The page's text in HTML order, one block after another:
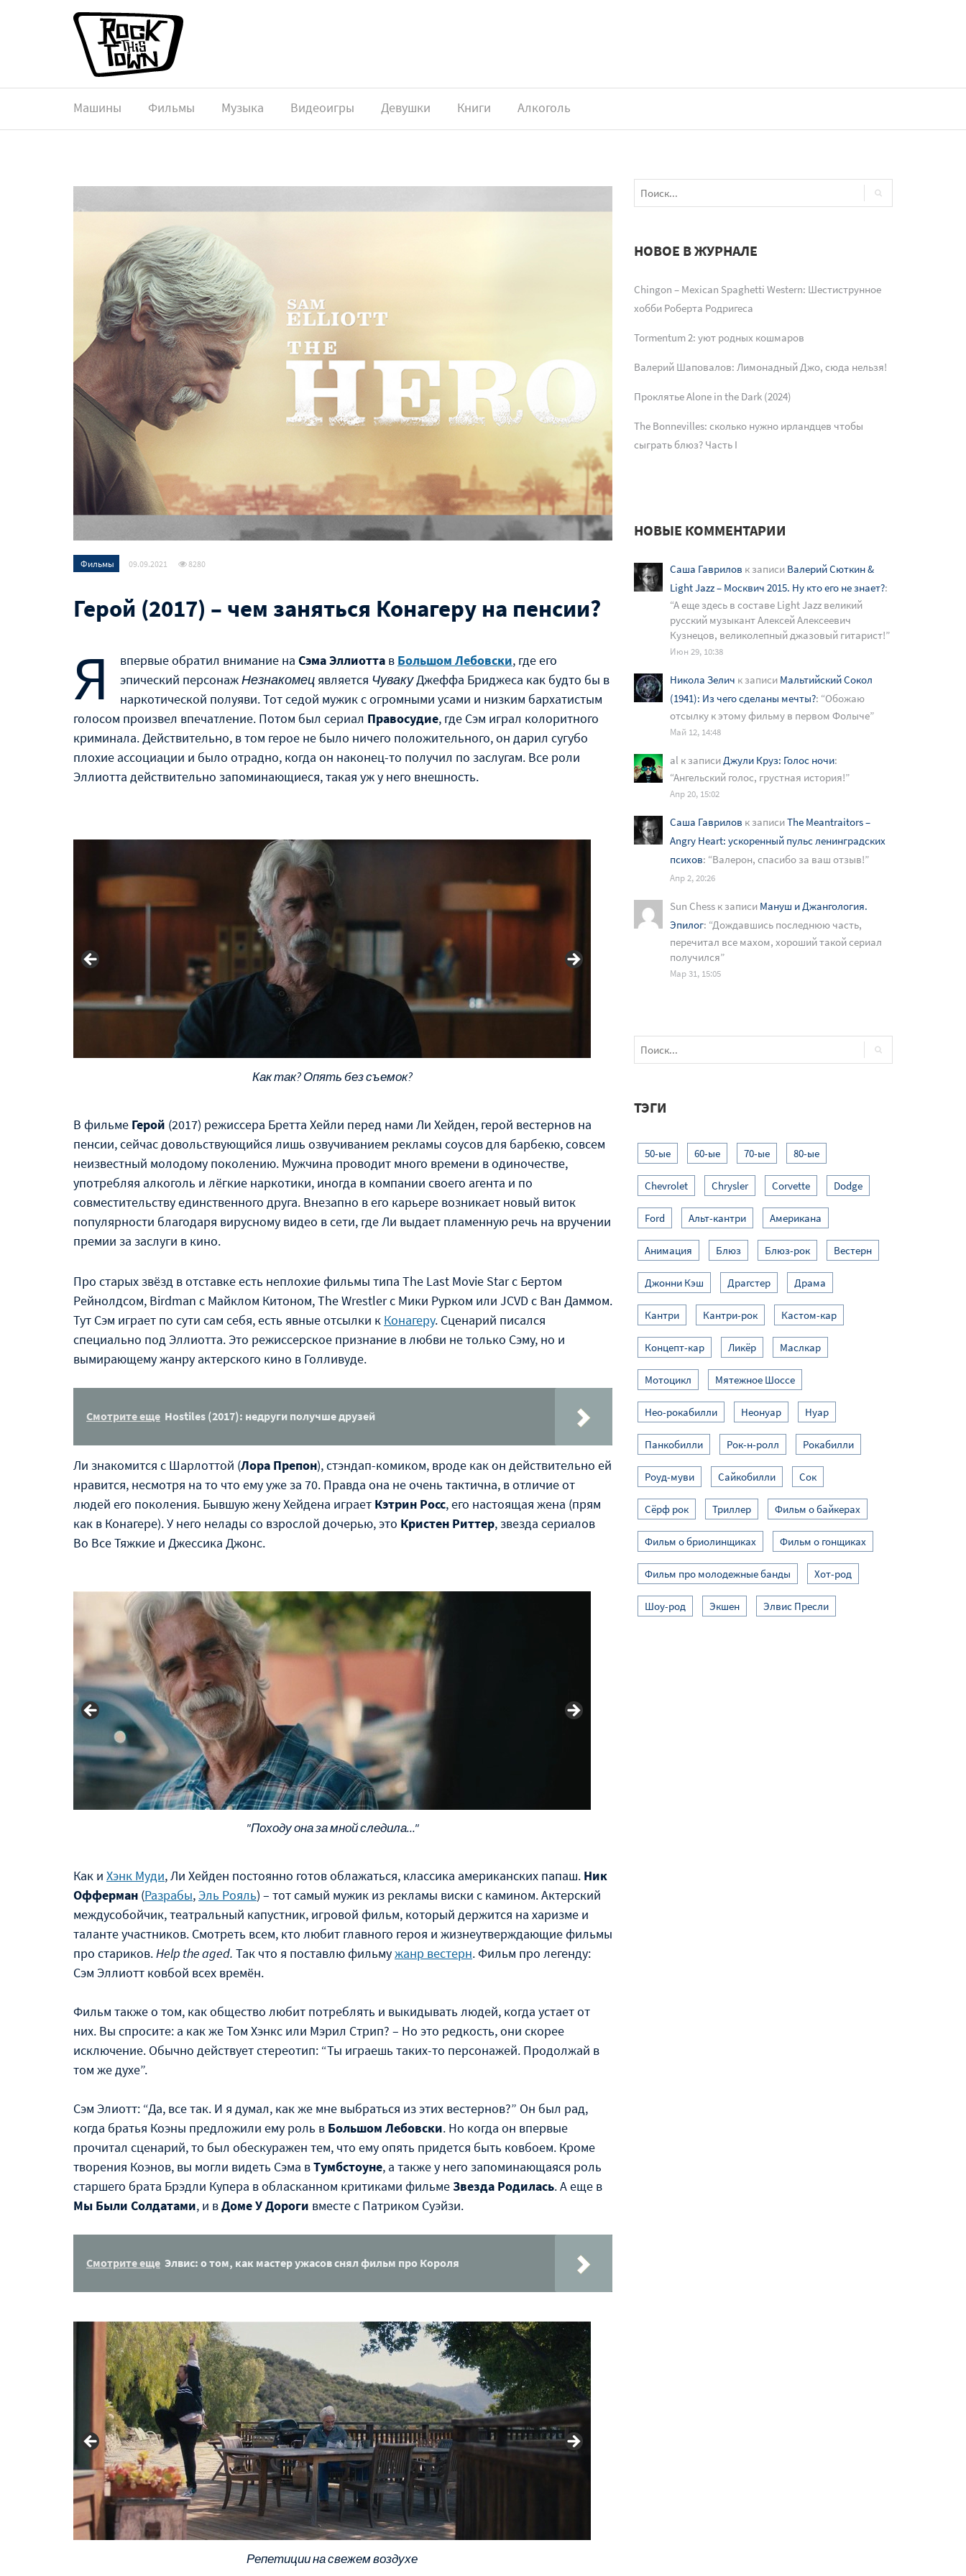
Машины Фильмы Музыка Видеоигры Девушки Книги Алкоголь
Фильмы 09.09.2021 8280
Герой (2017) – чем заняться Конагеру на пенсии?
Я впервые обратил внимание на Сэма Эллиотта в Большом Лебовски, где его
эпический персонажНезнакомецявляется ЧувакуДжеффа Бриджеса как будто бы в
наркотической полуяви. Тот седой мужик с огромными усами и низким бархатистым
голосом произвел впечатление. Потом был сериал Правосудие, где Сэм играл колоритного
криминала. Действительно, в том герое не было ничего положительного, он дарил сугубо
плохие ассоциации и было отрадно, когда он наконец-то получил по заслугам. Все роли
Эллиотта действительно запоминающиеся, такая уж у него внешность.
Как так? Опять без съемок?
В фильме Герой (2017) режиссера Бретта Хейли перед нами Ли Хейден, герой вестернов на
пенсии, сейчас довольствующийся лишь озвучиванием рекламы соусов для барбекю, совсем
неизвестный молодому поколению. Мужчина проводит много времени в одиночестве,
употребляя алкоголь и лёгкие наркотики, иногда в компании своего агента и по
совместительству единственного друга. Внезапно в его карьере возникает новый виток
популярности благодаря вирусному видео в сети, где Ли выдает пламенную речь на вручении
премии за заслуги в кино.
Про старых звёзд в отставке есть неплохие фильмы типа The Last Movie Star с Бертом
Рейнолдсом, Birdman с Майклом Китоном, The Wrestler с Мики Рурком или JCVD c Ван Даммом.
Тут Сэм играет по сути сам себя, есть явные отсылки к Конагеру. Сценарий писался
специально под Эллиотта. Это режиссерское признание в любви не только Сэму, но и
вымирающему жанру актерского кино в Голливуде.
Смотрите еще Hostiles (2017): недруги получше друзей
Ли знакомится с Шарлоттой (Лора Препон), стэндап-комиком, вроде как он действительно ей
нравится, несмотря на то что ему уже за 70. Правда она не очень тактична, в отличие от
людей его поколения. Бывшую жену Хейдена играет Кэтрин Росс, его настоящая жена (прям
как в Конагере). У него нелады со взрослой дочерью, это Кристен Риттер, звезда сериалов
Во Все Тяжкие и Джессика Джонс.
"Походу она за мной следила..."
Как и Хэнк Муди, Ли Хейден постоянно готов облажаться, классика американских папаш. Ник
Офферман (Разрабы,Эль Рояль) – тот самый мужик из рекламы виски с камином. Актерский
междусобойчик, театральный капустник, игровой фильм, который держится на харизме и
таланте участников. Смотреть всем, кто любит главного героя и жизнеутверждающие фильмы
про стариков.Help the aged. Так что я поставлю фильмужанр вестерн. Фильм про легенду:
Сэм Эллиотт ковбой всех времён.
Фильм также о том, как общество любит потреблять и выкидывать людей, когда устает от
них. Вы спросите: а как же Том Хэнкс или Мэрил Стрип? – Но это редкость, они скорее
исключение. Обычно действует стереотип: “Ты играешь таких-то персонажей. Продолжай в
том же духе”.
Сэм Элиотт: “Да, все так. И я думал, как же мне выбраться из этих вестернов?” Он был рад,
когда братья Коэны предложили ему роль в Большом Лебовски. Но когда он впервые
прочитал сценарий, то был обескуражен тем, что ему опять придется быть ковбоем. Кроме
творения Коэнов, вы могли видеть Сэма вТумбстоуне, а также у него запоминающаяся роль
старшего брата Брэдли Купера в обласканном критиками фильмеЗвезда Родилась. А еще в
Мы Были Солдатами, и вДоме У Дороги вместе с Патриком Суэйзи.
Смотрите еще Элвис: о том, как мастер ужасов снял фильм про Короля
Репетиции на свежем воздухе
НОВОЕ В ЖУРНАЛЕ
Chingon – Mexican Spaghetti Western: Шестиструнное
хобби Роберта Родригеса
Tormentum 2: уют родных кошмаров
Валерий Шаповалов: Лимонадный Джо, сюда нельзя!
Проклятье Alone in the Dark (2024)
The Bonnevilles: сколько нужно ирландцев чтобы
сыграть блюз? Часть I
НОВЫЕ КОММЕНТАРИИ
Саша Гаврилов к записи Валерий Сюткин &
Light Jazz – Москвич 2015. Ну кто его не знает?:
“А еще здесь в составе Light Jazz великий
русский музыкант Алексей Алексеевич
Кузнецов, великолепный джазовый гитарист!”
Июн 29, 10:38
Никола Зелич к записи Мальтийский Сокол
(1941): Из чего сделаны мечты?: “Обожаю
отсылку к этому фильму в первом Фолыче”
Май 12, 14:48
al к записи Джули Круз: Голос ночи:
“Ангельский голос, грустная история!”
Апр 20, 15:02
Саша Гаврилов к записиThe Meantraitors –
Angry Heart: ускоренный пульс ленинградских
психов: “Валерон, спасибо за ваш отзыв!”
Апр 2, 20:26
Sun Chess к записи Мануш и Джангология.
Эпилог: “Дождавшись последнюю часть,
перечитал все махом, хороший такой сериал
получился”
Мар 31, 15:05
ТЭГИ
50-ые 60-ые 70-ые 80-ые
Chevrolet Chrysler Corvette Dodge
Ford Альт-кантри Американа
Анимация Блюз Блюз-рок Вестерн
Джонни Кэш Драгстер Драма
Кантри Кантри-рок Кастом-кар
Концепт-кар Ликёр Маслкар
Мотоцикл Мятежное Шоссе
Нео-рокабилли Неонуар Нуар
Панкобилли Рок-н-ролл Рокабилли
Роуд-муви Сайкобилли Сок
Сёрф рок Триллер Фильм о байкерах
Фильм о бриолинщиках Фильм о гонщиках
Фильм про молодежные банды Хот-род
Шоу-род Экшен Элвис Пресли